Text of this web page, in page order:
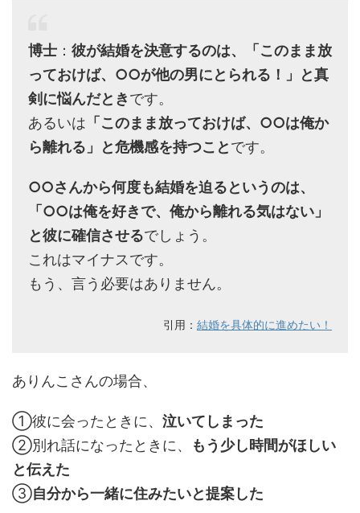
博士 ： 彼が結婚を決意するのは、「このまま放
っておけば、○○が他の男にとられる！」と真
剣に悩んだときです。
あるいは 「このまま放っておけば、○○は俺か
ら離れる」と危機感を持つことです。
○○さんから何度も結婚を迫るというのは、
「○○は俺を好きで、俺から離れる気はない」
と彼に確信させるでしょう。
これはマイナスです。
もう、言う必要はありません。
引用： 結婚を具体的に進めたい！
ありんこさんの場合、
①彼に会ったときに、 泣いてしまった
②別れ話になったときに、
もう少し時間がほしい
と伝えた
③自分から一緒に住みたいと提案した